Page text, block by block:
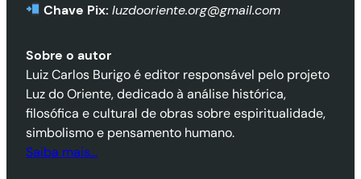
Chave Pix: luzdooriente.org@gmail.com
Sobre o autor
Luiz Carlos Burigo é editor responsável pelo projeto
Luz do Oriente, dedicado à análise histórica,
filosófica e cultural de obras sobre espiritualidade,
simbolismo e pensamento humano.
Saiba mais…